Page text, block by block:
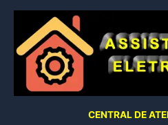
conteúdo
CENTRAL DE